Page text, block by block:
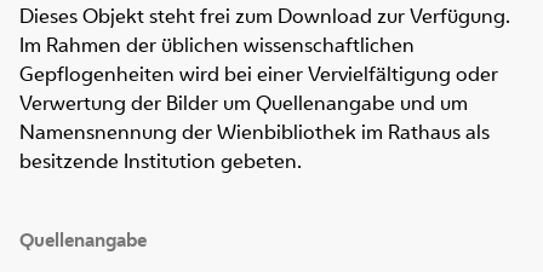
Dieses Objekt steht frei zum Download zur Verfügung.
Im Rahmen der üblichen wissenschaftlichen
Gepflogenheiten wird bei einer Vervielfältigung oder
Verwertung der Bilder um Quellenangabe und um
Namensnennung der Wienbibliothek im Rathaus als
besitzende Institution gebeten.
Quellenangabe